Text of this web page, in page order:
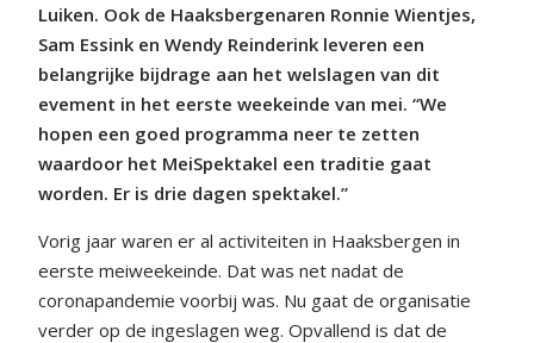
Luiken. Ook de Haaksbergenaren Ronnie Wientjes,
Sam Essink en Wendy Reinderink leveren een
belangrijke bijdrage aan het welslagen van dit
evement in het eerste weekeinde van mei. “We
hopen een goed programma neer te zetten
waardoor het MeiSpektakel een traditie gaat
worden. Er is drie dagen spektakel.”
Vorig jaar waren er al activiteiten in Haaksbergen in
eerste meiweekeinde. Dat was net nadat de
coronapandemie voorbij was. Nu gaat de organisatie
verder op de ingeslagen weg. Opvallend is dat de